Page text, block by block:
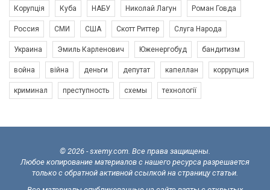
Корупція Куба НАБУ Николай Лагун Роман Говда
Россия СМИ США Скотт Риттер Слуга Народа
Украина Эмиль Карленович Юженергобуд бандитизм
война війна деньги депутат капеллан коррупция
криминал преступность схемы технології
© 2026 - sxemy.com. Все права защищены.
Любое копирование материалов с нашего ресурса разрешается
только с обратной активной ссылкой на страницу статьи.